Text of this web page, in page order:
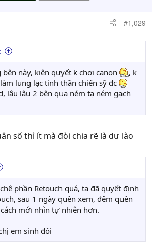
#1,029
này, kiên quyết k chơi canon
, k
lung lạc tinh thần chiến sỹ đc
lâu lâu 2 bên qua ném tạ ném gạch
số thì ít mà đòi chia rẽ là dư lào
phần Retouch quá, ta đã quyết định
sau 1 ngày quên xem, đêm quên
mới nhìn tự nhiên hơn.
em sinh đôi